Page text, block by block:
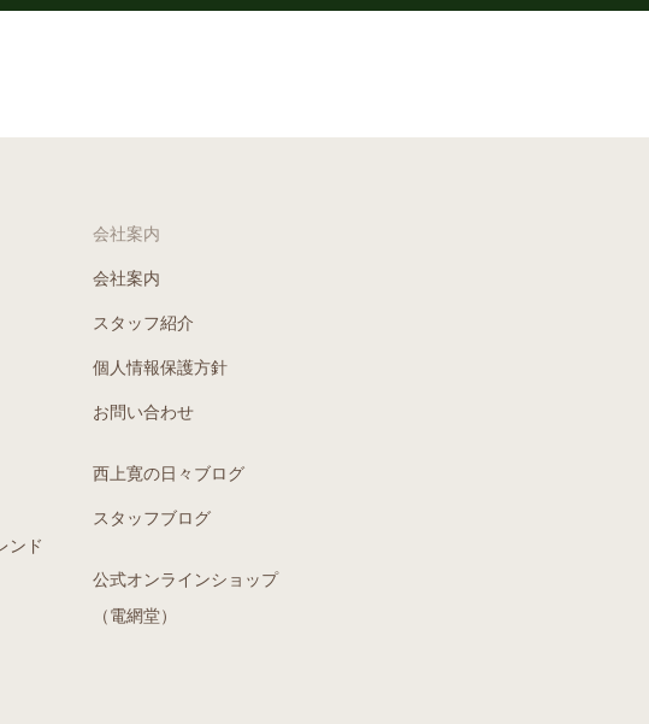
ンド
会社案内
会社案内
スタッフ紹介
個人情報保護方針
お問い合わせ
西上寛の日々ブログ
スタッフブログ
公式オンラインショップ
（電網堂）